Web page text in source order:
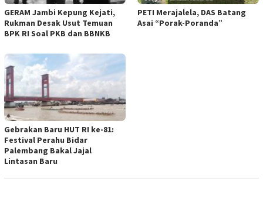
GERAM Jambi Kepung Kejati,
Rukman Desak Usut Temuan
BPK RI Soal PKB dan BBNKB
PETI Merajalela, DAS Batang
Asai “Porak-Poranda”
Gebrakan Baru HUT RI ke-81:
Festival Perahu Bidar
Palembang Bakal Jajal
Lintasan Baru